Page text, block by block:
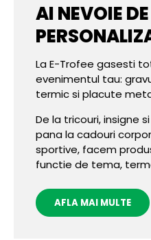
AI NEVOIE
La E-Trofee gasesti
evenimentul tau:
termic si placute
De la tricouri, insigne
pana la cadouri
sportive, facem
functie de tema,
AFLA MAI MULTE